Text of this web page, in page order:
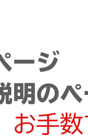
ージ
明の
お手